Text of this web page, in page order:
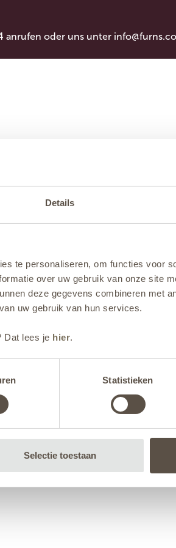
Details
te personaliseren, om functies voor
over uw gebruik van onze site
deze gegevens combineren met
uw gebruik van hun services.
Dat lees je hier.
Statistieken
Selectie toestaan
anrufen oder uns unter